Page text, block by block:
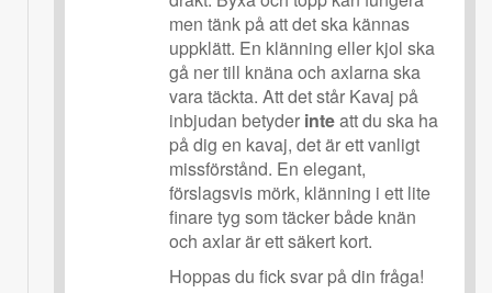
men tänk på att det ska kännas
uppklätt. En klänning eller kjol ska
gå ner till knäna och axlarna ska
vara täckta. Att det står Kavaj på
inbjudan betyder inteatt du ska ha
på dig en kavaj, det är ett vanligt
missförstånd. En elegant,
förslagsvis mörk, klänning i ett lite
finare tyg som täcker både knän
och axlar är ett säkert kort.
Hoppas du fick svar på din fråga!